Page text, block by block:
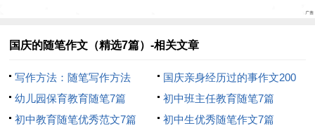
国庆的随笔作文（精选7篇）-相关文章
写作方法：随笔写作方法
_1500字
国庆亲身经历过的事作文200
字-三年级记叙文作文-呼我吧
幼儿园保育教育随笔7篇
初中班主任教育随笔7篇
初中教育随笔优秀范文7篇
初中生优秀随笔作文7篇